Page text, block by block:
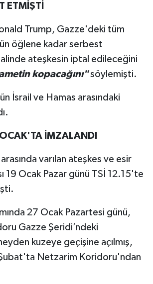
ETMİŞTİ
Trump, Gazze'deki tüm
öğlene kadar serbest
halinde ateşkesin iptal edileceğini
kopacağını"söylemişti.
İsrail ve Hamas arasındaki
İMZALANDI
varılan ateşkes ve esir
19 Ocak Pazar günü TSİ 12.15'te
27 Ocak Pazartesi günü,
Gazze Şeridi’ndeki
kuzeye geçişine açılmış,
Netzarim Koridoru'ndan